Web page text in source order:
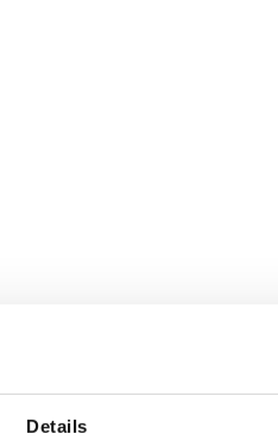
Details
utilité. Ils font partie
organiques